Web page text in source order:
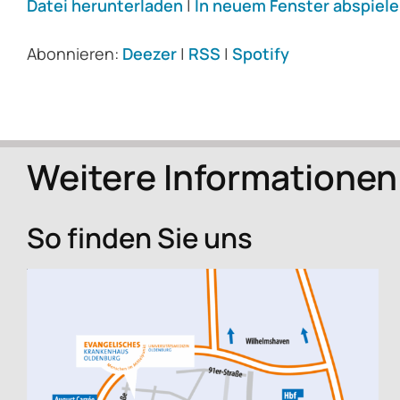
RSS FEED
LINK
Datei herunterladen In neuem Fenster
Abonnieren: Deezer| RSS | Spotify
Weitere Informationen
So finden Sie uns